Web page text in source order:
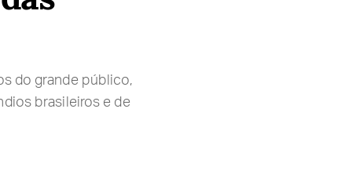
do grande público,
brasileiros e de